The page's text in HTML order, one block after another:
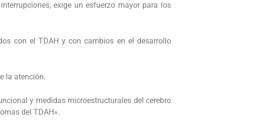
exige un esfuerzo mayor para los
con el TDAH y con cambios en el desarrollo
la atención.
y medidas microestructurales del cerebro
del TDAH».